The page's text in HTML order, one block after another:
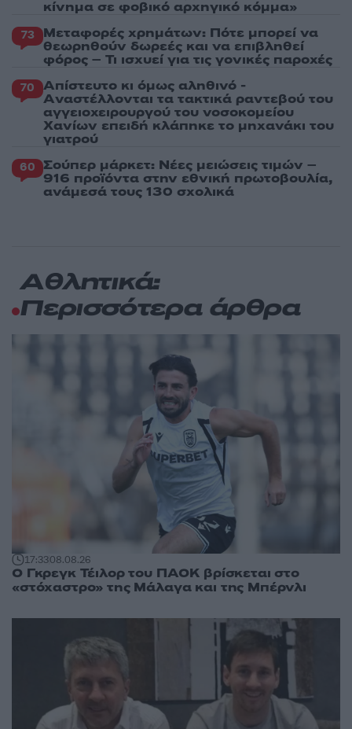
κίνημα σε φοβικό αρχηγικό κόμμα»
73 Μεταφορές χρημάτων: Πότε μπορεί να
θεωρηθούν δωρεές και να επιβληθεί
φόρος – Τι ισχυεί για τις γονικές παροχές
70 Απίστευτο κι όμως αληθινό -
Aναστέλλονται τα τακτικά ραντεβού του
αγγειοχειρουργού του νοσοκομείου
Χανίων επειδή κλάπηκε το μηχανάκι του
γιατρού
60 Σούπερ μάρκετ: Νέες μειώσεις τιμών –
916 προϊόντα στην εθνική πρωτοβουλία,
ανάμεσά τους 130 σχολικά
Αθλητικά:
Περισσότερα άρθρα
17:3308.08.26
Ο Γκρεγκ Τέιλορ του ΠΑΟΚ βρίσκεται στο
«στόχαστρο» της Μάλαγα και της Μπέρνλι